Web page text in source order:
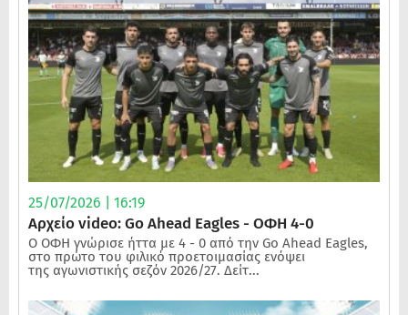
25/07/2026 | 16:19
Αρχείο video: Go Ahead Eagles - ΟΦΗ 4-0
Ο ΟΦΗ γνώρισε ήττα με 4 - 0 από την Go Ahead Eagles,
στο πρώτο του φιλικό προετοιμασίας ενόψει
της αγωνιστικής σεζόν 2026/27. Δείτ...